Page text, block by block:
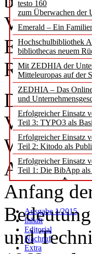
testo 160
zum Überwachen der
Emerald – Ein
Hochschulbibliothek
bibliothecas neuem
Mit ZEDHIA der
Mitteleuropas auf der
ZEDHIA – Das
und
Erfolgreicher Einsatz
Teil 3: TYPO3 als
Erfolgreicher Einsatz
Teil 2: Kitodo als
Erfolgreicher Einsatz
Teil 1: Die BibApp
Ausgabe 1/2015
Inhalt
Editorial
Nachruf
Extra
Der
Weltkrieg
Anfang
und